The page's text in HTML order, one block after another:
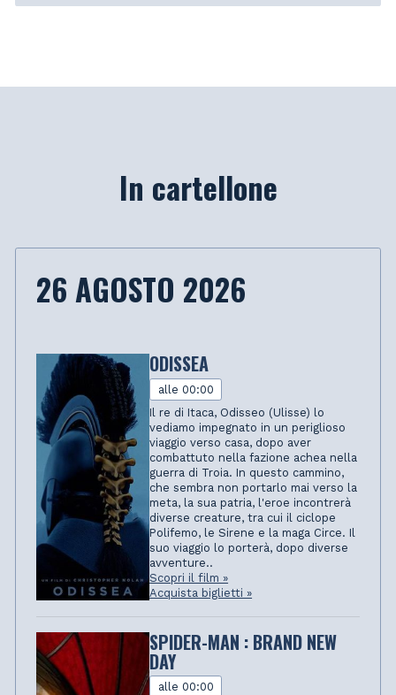
In cartellone
26 AGOSTO 2026
ODISSEA
alle 00:00
Il re di Itaca, Odisseo (Ulisse) lo
vediamo impegnato in un periglioso
viaggio verso casa, dopo aver
combattuto nella fazione achea nella
guerra di Troia. In questo cammino,
che sembra non portarlo mai verso la
meta, la sua patria, l'eroe incontrerà
diverse creature, tra cui il ciclope
Polifemo, le Sirene e la maga Circe. Il
suo viaggio lo porterà, dopo diverse
avventure..
Scopri il film »
Acquista biglietti »
SPIDER-MAN : BRAND NEW
DAY
alle 00:00